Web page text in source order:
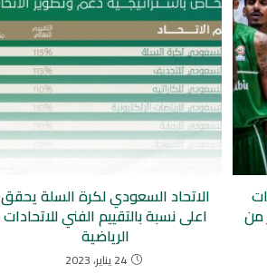
الاتحاد السعودي لكرة السلة يحقق
اعلى نسبة بالتقييم الفني للاتحادات
الرياضية
24 يناير، 2023
من